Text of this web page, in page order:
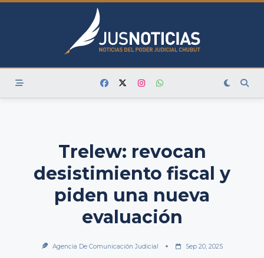
Skip
Trelew: revocan
desistimiento fiscal y
piden una nueva
evaluación
Agencia De Comunicación Judicial Sep 20, 2025